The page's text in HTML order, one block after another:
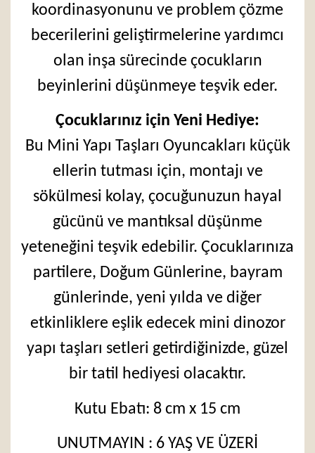
koordinasyonunu ve problem çözme
becerilerini geliştirmelerine yardımcı
olan inşa sürecinde çocukların
beyinlerini düşünmeye teşvik eder.
Çocuklarınız için Yeni Hediye:
Bu Mini Yapı Taşları Oyuncakları küçük
ellerin tutması için, montajı ve
sökülmesi kolay, çocuğunuzun hayal
gücünü ve mantıksal düşünme
yeteneğini teşvik edebilir. Çocuklarınıza
partilere, Doğum Günlerine, bayram
günlerinde, yeni yılda ve diğer
etkinliklere eşlik edecek mini dinozor
yapı taşları setleri getirdiğinizde, güzel
bir tatil hediyesi olacaktır.
Kutu Ebatı: 8 cm x 15 cm
UNUTMAYIN : 6 YAŞ VE ÜZERİ